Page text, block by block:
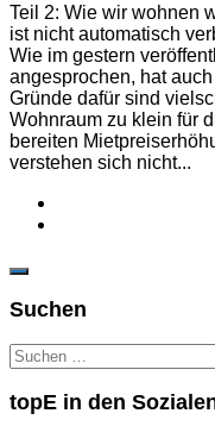
Teil 2: Wie wir wohnen
ist nicht automatisch
Wie im gestern
angesprochen, hat
Gründe dafür sind
Wohnraum zu klein für
bereiten
verstehen sich nicht...
Suchen
Suchen
nach:
topE in den